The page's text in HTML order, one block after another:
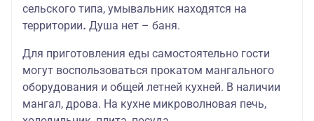
сельского типа, умывальник находятся на
территории. Душа нет – баня.
Для приготовления еды самостоятельно гости
могут воспользоваться прокатом мангального
оборудования и общей летней кухней. В наличии
мангал, дрова. На кухне микроволновая печь,